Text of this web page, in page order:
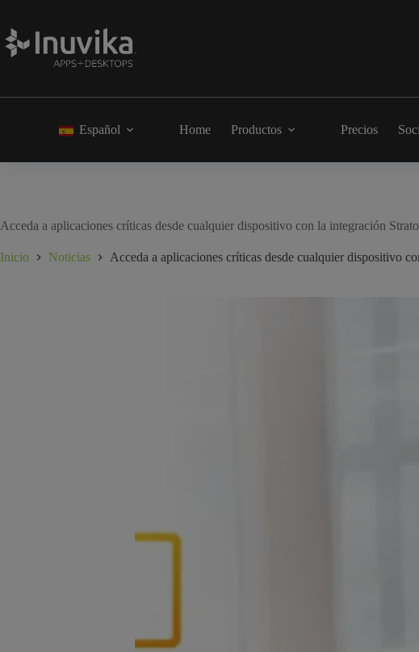
Español Home Productos Precios
Acceda a aplicaciones críticas desde cualquier dispositivo con la integración
Inicio Noticias Acceda a aplicaciones críticas desde cualquier dispositivo